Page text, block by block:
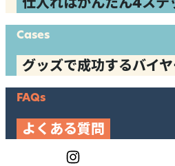
Cases
グッズで成功するバイ
FAQs
よくある質問